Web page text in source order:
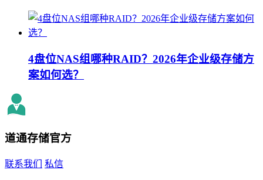
4盘位NAS组哪种RAID？2026年企业级存储方
案如何选？
道通存储官方
联系我们 私信